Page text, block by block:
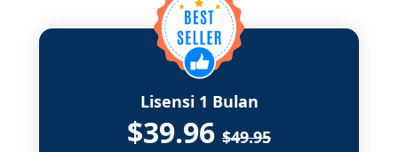
Lisensi 1 Bulan
$39.96 $49.95